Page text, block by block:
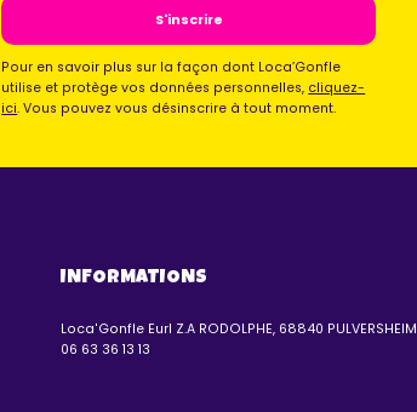
Pour en savoir plus sur la façon dont Loca’Gonfle
utilise et protège vos données personnelles, cliquez-
ici. Vous pouvez vous désinscrire à tout moment.
INFORMATIONS
Loca'Gonfle Eurl Z.A RODOLPHE, 68840 PULVERSHEIM
06 63 36 13 13